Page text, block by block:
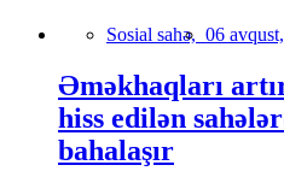
Sosial sahə, 06
Əməkhaqları
hiss edilən
bahalaşır